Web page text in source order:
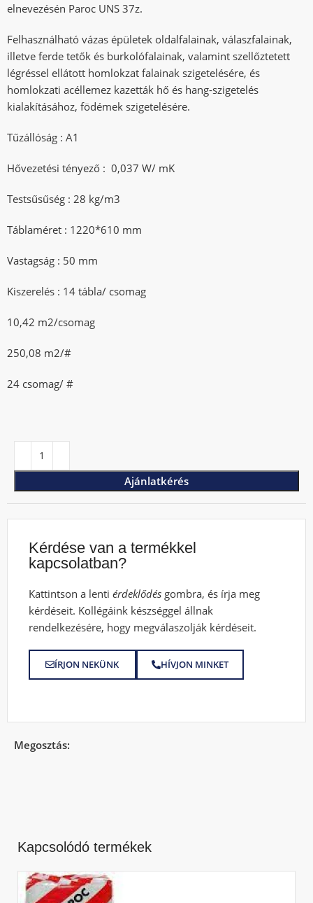
elnevezésén Paroc UNS 37z.
Felhasználható vázas épületek oldalfalainak, válaszfalainak,
illetve ferde tetők és burkolófalainak, valamint szellőztetett
légréssel ellátott homlokzat falainak szigetelésére, és
homlokzati acéllemez kazetták hő és hang-szigetelés
kialakításához, födémek szigetelésére.
Tűzállóság : A1
Hővezetési tényező : 0,037 W/ mK
Testsűsűség : 28 kg/m3
Táblaméret : 1220*610 mm
Vastagság : 50 mm
Kiszerelés : 14 tábla/ csomag
10,42 m2/csomag
250,08 m2/#
24 csomag/ #
Ajánlatkérés
Kérdése van a termékkel
kapcsolatban?
Kattintson a lentiérdeklődés gombra, és írja meg
kérdéseit. Kollégáink készséggel állnak
rendelkezésére, hogy megválaszolják kérdéseit.
ÍRJON NEKÜNK HÍVJON MINKET
Megosztás:
Kapcsolódó termékek